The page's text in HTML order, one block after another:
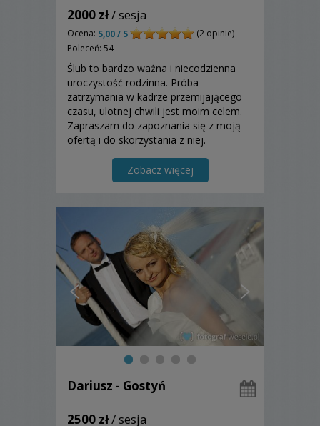
2000 zł/ sesja
Ocena: 5,00 / 5
(2 opinie)
Poleceń: 54
Ślub to bardzo ważna i niecodzienna
uroczystość rodzinna. Próba
zatrzymania w kadrze przemijającego
czasu, ulotnej chwili jest moim celem.
Zapraszam do zapoznania się z moją
ofertą i do skorzystania z niej.
Zobacz więcej
Dariusz - Gostyń
2500 zł/ sesja